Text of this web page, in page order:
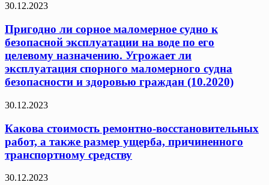
30.12.2023
Пригодно ли сорное маломерное судно к
безопасной эксплуатации на воде по его
целевому назначению. Угрожает ли
эксплуатация спорного маломерного судна
безопасности и здоровью граждан (10.2020)
30.12.2023
Какова стоимость ремонтно-восстановительных
работ, а также размер ущерба, причиненного
транспортному средству
30.12.2023